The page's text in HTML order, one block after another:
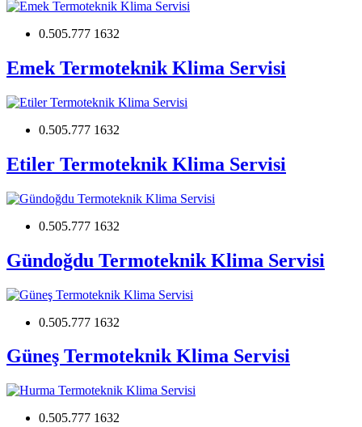
0.505.777 1632
Emek Termoteknik Klima Servisi
0.505.777 1632
Etiler Termoteknik Klima Servisi
0.505.777 1632
Gündoğdu Termoteknik Klima Servisi
0.505.777 1632
Güneş Termoteknik Klima Servisi
0.505.777 1632